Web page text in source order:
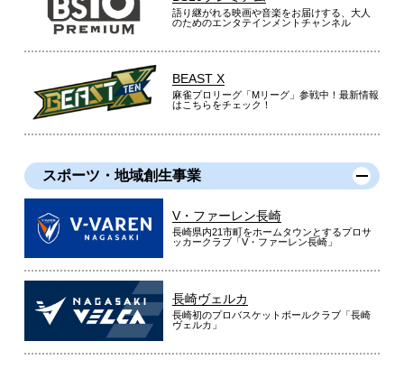
語り継がれる映画や音楽をお届けする、大人
のためのエンタテインメントチャンネル
BEAST X
麻雀プロリーグ「Mリーグ」参戦中！最新情報
はこちらをチェック！
スポーツ・地域創生事業
V・ファーレン長崎
長崎県内21市町をホームタウンとするプロサ
ッカークラブ「V・ファーレン長崎」
長崎ヴェルカ
長崎初のプロバスケットボールクラブ「長崎
ヴェルカ」